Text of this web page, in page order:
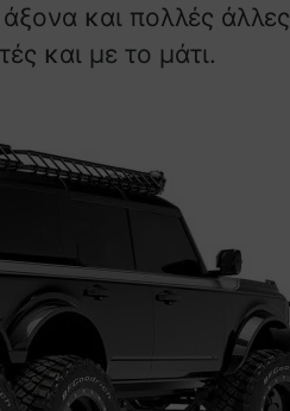
και πολλές άλλες
και με το μάτι.